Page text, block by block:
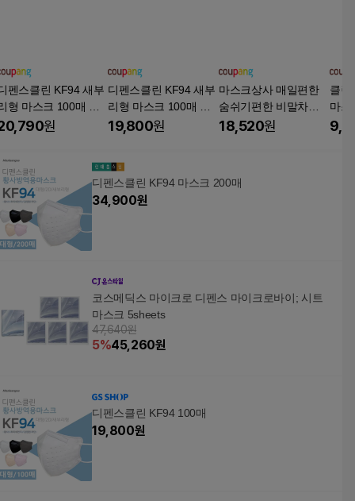
펜스클린 KF94 새부
형 마스크 100매 대
컬러, 50매입, 2개,
원
디펜스클린 KF94 새부
리형 마스크 100매 대
형 컬러, 50매입, 2개,
19,800원
마스크상사 매일편한
숨쉬기편한 비말차단
용 마스크 100매, 5매
18,520원
클린
마스
스크
디펜스클린 KF94 마스크 200매
34,900원
코스메딕스 마이크로 디펜스 마이크로바이; 시트
마스크 5sheets
47,640원
5%45,260원
디펜스클린 KF94 100매
19,800원